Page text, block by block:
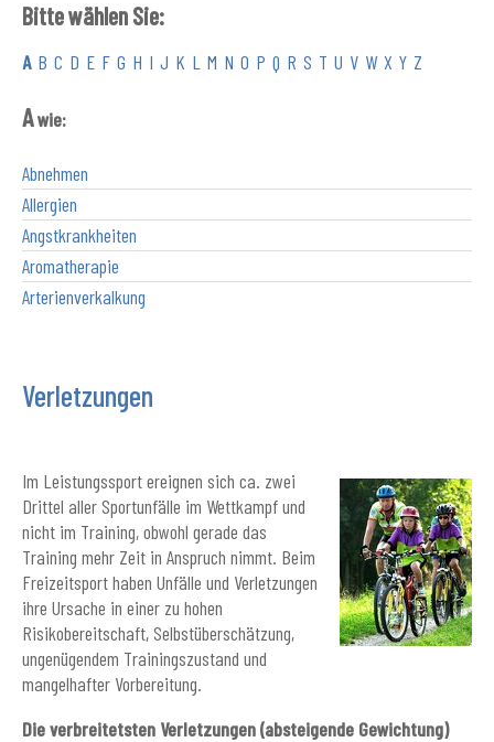
Bitte wählen Sie:
A B C D E F G H I J K L M N O P Q R S T U V W X Y Z
Awie:
Abnehmen
Allergien
Angstkrankheiten
Aromatherapie
Arterienverkalkung
Verletzungen
Im Leistungssport ereignen sich ca. zwei
Drittel aller Sportunfälle im Wettkampf und
nicht im Training, obwohl gerade das
Training mehr Zeit in Anspruch nimmt. Beim
Freizeitsport haben Unfälle und Verletzungen
ihre Ursache in einer zu hohen
Risikobereitschaft, Selbstüberschätzung,
ungenügendem Trainingszustand und
mangelhafter Vorbereitung.
Die verbreitetsten Verletzungen (absteigende Gewichtung)